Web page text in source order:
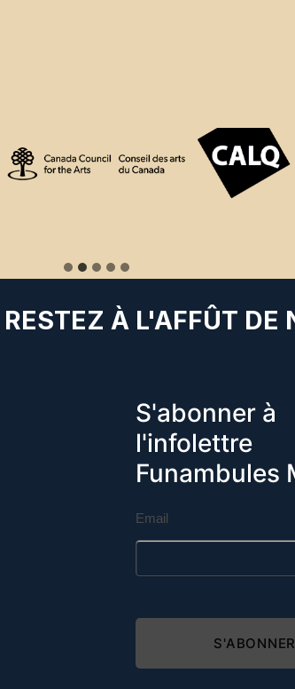
RESTEZ À L'AFFÛT DE
S'abonner à
l'infolettre
Funambules
Email
S'ABONNER